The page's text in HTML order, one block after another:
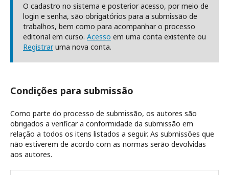
O cadastro no sistema e posterior acesso, por meio de
login e senha, são obrigatórios para a submissão de
trabalhos, bem como para acompanhar o processo
editorial em curso. Acesso em uma conta existente ou
Registraruma nova conta.
Condições para submissão
Como parte do processo de submissão, os autores são
obrigados a verificar a conformidade da submissão em
relação a todos os itens listados a seguir. As submissões que
não estiverem de acordo com as normas serão devolvidas
aos autores.